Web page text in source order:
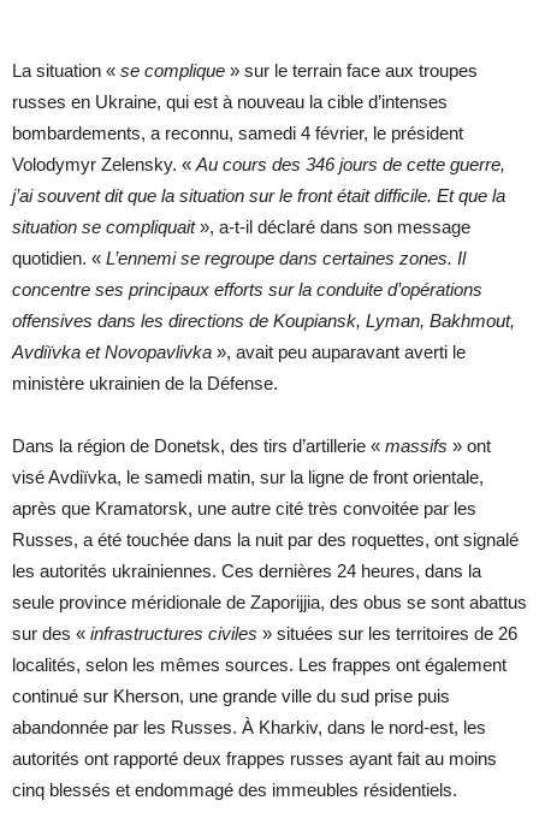
La situation « se complique » sur le terrain face aux troupes
russes en Ukraine, qui est à nouveau la cible d’intenses
bombardements, a reconnu, samedi 4 février, le président
Volodymyr Zelensky. «Au cours des 346 jours de cette guerre,
j’ai souvent dit que la situation sur le front était difficile. Et que la
situation se compliquait», a-t-il déclaré dans son message
quotidien. « L’ennemi se regroupe dans certaines zones. Il
concentre ses principaux efforts sur la conduite d’opérations
offensives dans les directions de Koupiansk, Lyman, Bakhmout,
Avdiïvka et Novopavlivka », avait peu auparavant averti le
ministère ukrainien de la Défense.
Dans la région de Donetsk, des tirs d’artillerie « massifs » ont
visé Avdiïvka, le samedi matin, sur la ligne de front orientale,
après que Kramatorsk, une autre cité très convoitée par les
Russes, a été touchée dans la nuit par des roquettes, ont signalé
les autorités ukrainiennes. Ces dernières 24 heures, dans la
seule province méridionale de Zaporijjia, des obus se sont abattus
sur des « infrastructures civiles » situées sur les territoires de 26
localités, selon les mêmes sources. Les frappes ont également
continué sur Kherson, une grande ville du sud prise puis
abandonnée par les Russes. À Kharkiv, dans le nord-est, les
autorités ont rapporté deux frappes russes ayant fait au moins
cinq blessés et endommagé des immeubles résidentiels.